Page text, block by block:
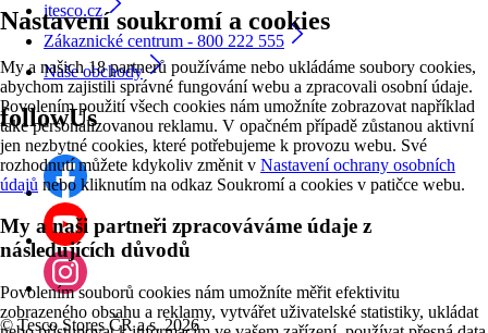
Nastavení soukromí a cookies
My a našich 18 partnerů používáme nebo ukládáme soubory cookies,
abychom zajistili správné fungování webu a zpracovali osobní údaje.
Povolením použití všech cookies nám umožníte zobrazovat například
také personalizovanou reklamu. V opačném případě zůstanou aktivní
jen nezbytné cookies, které potřebujeme k provozu webu. Své
rozhodnutí můžete kdykoliv změnit v Nastavení ochrany osobních
údajů nebo kliknutím na odkaz Soukromí a cookies v patičce webu.
My a naši partneři zpracováváme údaje z
následujících důvodů
Povolením souborů cookies nám umožníte měřit efektivitu
zobrazeného obsahu a reklamy, vytvářet uživatelské statistiky, ukládat
itesco.cz
Zákaznické centrum - 800 222 555
Naše obchody
followUs
©Tesco Stores ČR a.s. 2026